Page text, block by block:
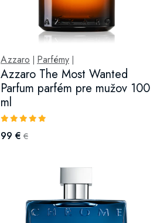
Azzaro Parfémy|
Azzaro The Most Wanted
Parfum parfém pre mužov 100
ml
99 € €